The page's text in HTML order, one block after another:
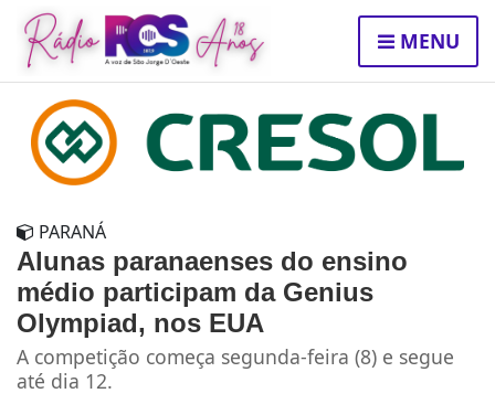
MENU
PARANÁ
Alunas paranaenses do ensino
médio participam da Genius
Olympiad, nos EUA
A competição começa segunda-feira (8) e segue
até dia 12.